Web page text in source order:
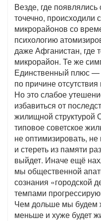
Везде, где
точечно,
микрорайонов со
психологию
даже Афганистан, где
микрорайон. Те же
Единственный плюс —
по причине
Но это слабое
избавиться от
жилищной
типовое советское
не оптимизировать,
и стереть из памяти
выйдет. Иначе ещё
мы общественной
сознания «городской
темпами
Чем дольше мы будем
меньше и хуже будет